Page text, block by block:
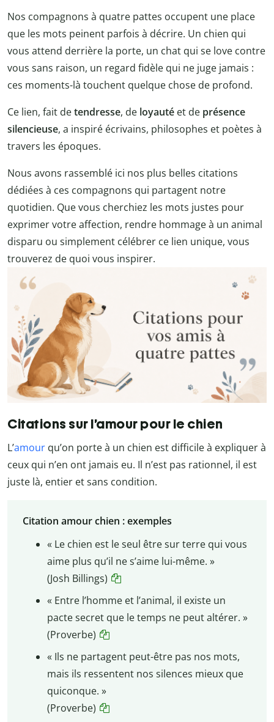
Nos compagnons à quatre pattes occupent une place
que les mots peinent parfois à décrire. Un chien qui
vous attend derrière la porte, un chat qui se love contre
vous sans raison, un regard fidèle qui ne juge jamais :
ces moments-là touchent quelque chose de profond.
Ce lien, fait detendresse, de loyauté et de présence
silencieuse, a inspiré écrivains, philosophes et poètes à
travers les époques.
Nous avons rassemblé ici nos plus belles citations
dédiées à ces compagnons qui partagent notre
quotidien. Que vous cherchiez les mots justes pour
exprimer votre affection, rendre hommage à un animal
disparu ou simplement célébrer ce lien unique, vous
trouverez de quoi vous inspirer.
Citations sur l’amour pour le chien
L’amour qu’on porte à un chien est difficile à expliquer à
ceux qui n’en ont jamais eu. Il n’est pas rationnel, il est
juste là, entier et sans condition.
Citation amour chien : exemples
« Le chien est le seul être sur terre qui vous
aime plus qu’il ne s’aime lui-même. »
(Josh Billings)
« Entre l’homme et l’animal, il existe un
pacte secret que le temps ne peut altérer. »
(Proverbe)
« Ils ne partagent peut-être pas nos mots,
mais ils ressentent nos silences mieux que
quiconque. »
(Proverbe)